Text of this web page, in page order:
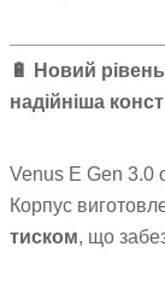
🔋
Новий
надійніша
Venus E Gen 3.0
Корпус
тиском, що